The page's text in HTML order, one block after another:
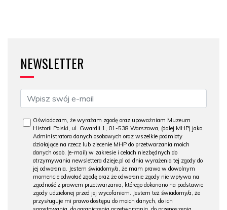
NEWSLETTER
Oświadczam, że wyrażam zgodę oraz upoważniam Muzeum
Historii Polski, ul. Gwardii 1, 01-538 Warszawa, (dalej MHP) jako
Administratora danych osobowych oraz wszelkie podmioty
działające na rzecz lub zlecenie MHP do przetwarzania moich
danych osob. (e-mail) w zakresie i celach niezbędnych do
otrzymywania newslettera dzieje.pl od dnia wyrażenia tej zgody do
jej odwołania. Jestem świadomy/a, że mam prawo w dowolnym
momencie odwołać zgodę oraz że odwołanie zgody nie wpływa na
zgodność z prawem przetwarzania, którego dokonano na podstawie
zgody udzielonej przed jej wycofaniem. Jestem też świadomy/a, że
przysługuje mi prawo dostępu do moich danych, do ich